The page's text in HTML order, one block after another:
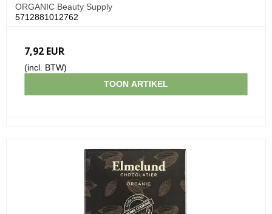
ORGANIC Beauty Supply
5712881012762
7,92 EUR
(incl. BTW)
TOON ARTIKEL